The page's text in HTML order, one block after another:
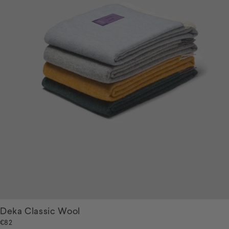
Deka Classic Wool
€82